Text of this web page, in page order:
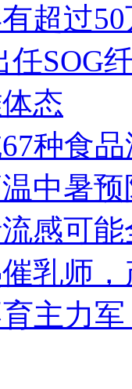
超过
任SOG
态
种食
中暑
感可
乳师
主力